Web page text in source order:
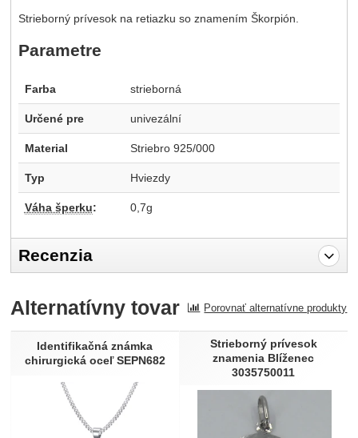
Strieborný prívesok na retiazku so znamením Škorpión.
Parametre
Farba strieborná
Určené pre univezální
Material Striebro 925/000
Typ Hviezdy
Váha šperku: 0,7g
Recenzia
Recenzia
Nebola pridaná žiadna recenzia.
Alternatívny tovar Porovnať alternatívne produkty
Identifikačná známka
chirurgická oceľ SEPN682
Strieborný prívesok
znamenia Blíženec
3035750011